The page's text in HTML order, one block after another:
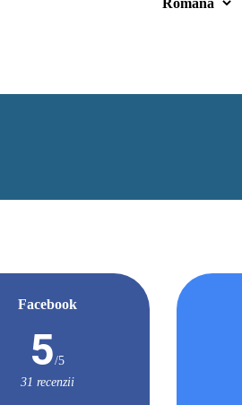
Facebook
5/5
31 recenzii